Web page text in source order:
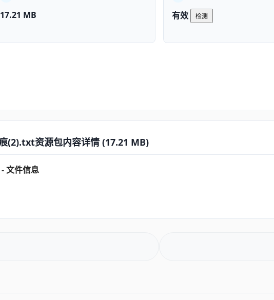
17.21 MB 有效 检测
(2).txt资源包内容详情 (17.21 MB)
文件信息